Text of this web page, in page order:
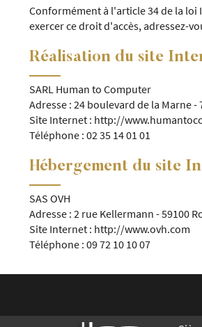
Conformément à l'article 34 de la
exercer ce droit d'accès, adressez-
Réalisation du site
SARL Human to Computer
Adresse : 24 boulevard de la Marne -
Site Internet : http://
Téléphone : 02 35 14 01 01
Hébergement du site
SAS OVH
Adresse : 2 rue Kellermann - 59100
Site Internet : http://www.ovh.com
Téléphone : 09 72 10 10 07